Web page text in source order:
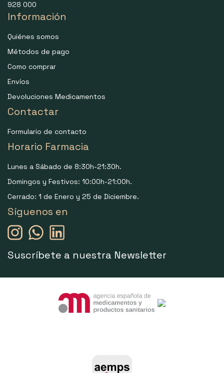
928 000
Información
Quiénes somos
Métodos de pago
Como comprar
Envíos
Devoluciones Medicamentos
Contactar
Formulario de contacto
Horario Farmacia
Lunes a Sábado de 8:30h-21:30h.
Domingos y Festivos: 10:00h-21:00h.
Cerrado: 1 de Enero y 25 de Diciembre.
Síguenos en
Suscríbete a nuestra Newsletter